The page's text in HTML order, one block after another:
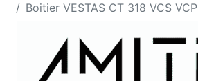
Boitier VESTAS CT 318 VCS